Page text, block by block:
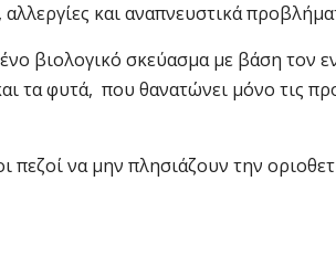
και αναπνευστικά
βιολογικό σκεύασμα με βάση τον
τα φυτά, που θανατώνει μόνο τις
να μην πλησιάζουν την